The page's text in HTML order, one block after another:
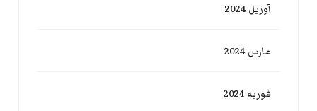
آوریل 2024
مارس 2024
فوریه 2024